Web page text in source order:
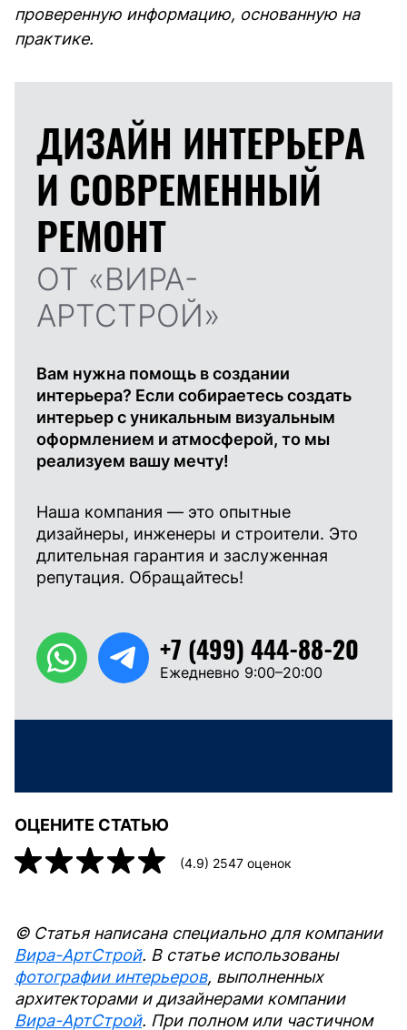
проверенную информацию, основанную на
практике.
ДИЗАЙН ИНТЕРЬЕРА
И СОВРЕМЕННЫЙ
РЕМОНТ
ОТ «ВИРА-
АРТСТРОЙ»
Вам нужна помощь в создании
интерьера? Если собираетесь создать
интерьер с уникальным визуальным
оформлением и атмосферой, то мы
реализуем вашу мечту!
Наша компания — это опытные
дизайнеры, инженеры и строители. Это
длительная гарантия и заслуженная
репутация. Обращайтесь!
+7 (499) 444-88-20
Ежедневно 9:00–20:00
ОЦЕНИТЕ СТАТЬЮ
(4.9) 2547 оценок
© Статья написана специально для компании
Вира-АртСтрой. В статье использованы
фотографии интерьеров, выполненных
архитекторами и дизайнерами компании
Вира-АртСтрой. При полном или частичном